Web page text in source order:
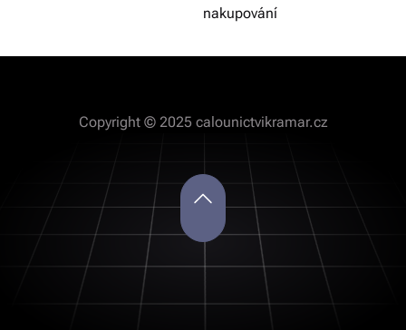
nakupování
Copyright © 2025 calounictvikramar.cz